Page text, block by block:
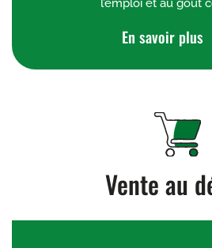
l’emploi et au goût
En savoir plus
Vente au